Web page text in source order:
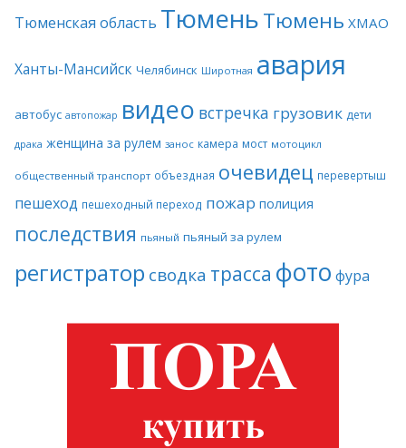
Тюменская область ТюменьТюмень ХМАО
Ханты-Мансийск Челябинск Широтная авария
автобус автопожар видео встречка грузовик дети
драка женщина за рулем занос камера мост мотоцикл
общественный транспорт объездная очевидец перевертыш
пешеход пешеходный переход пожар полиция
последствия пьяный пьяный за рулем
регистратор сводка трасса фото фура